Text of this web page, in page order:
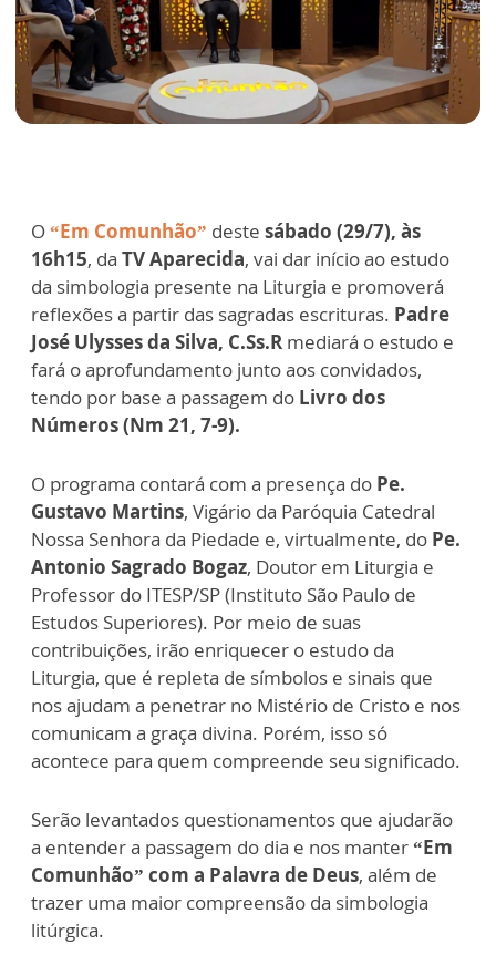
O“Em Comunhão” deste sábado (29/7), às
16h15, da TV Aparecida, vai dar início ao estudo
da simbologia presente na Liturgia e promoverá
reflexões a partir das sagradas escrituras. Padre
José Ulysses da Silva, C.Ss.R mediará o estudo e
fará o aprofundamento junto aos convidados,
tendo por base a passagem do Livro dos
Números (Nm 21, 7-9).
O programa contará com a presença do Pe.
Gustavo Martins, Vigário da Paróquia Catedral
Nossa Senhora da Piedade e, virtualmente, do Pe.
Antonio Sagrado Bogaz, Doutor em Liturgia e
Professor do ITESP/SP (Instituto São Paulo de
Estudos Superiores). Por meio de suas
contribuições, irão enriquecer o estudo da
Liturgia, que é repleta de símbolos e sinais que
nos ajudam a penetrar no Mistério de Cristo e nos
comunicam a graça divina. Porém, isso só
acontece para quem compreende seu significado.
Serão levantados questionamentos que ajudarão
a entender a passagem do dia e nos manter“Em
Comunhão” com a Palavra de Deus, além de
trazer uma maior compreensão da simbologia
litúrgica.